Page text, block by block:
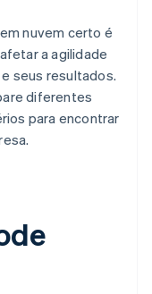
nuvem certo é
a agilidade
seus resultados.
diferentes
para encontrar